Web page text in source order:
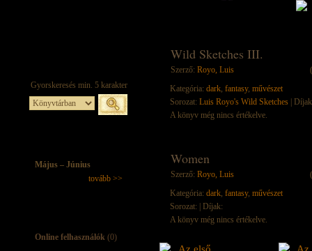
Május – Június
tovább >>
Online felhasználók (0)
Wild Sketches III.
Szerző: Royo, Luis
Kategória: dark, fantasy, művészet
Sorozat: Luis Royo's Wild Sketches |
A könyv még nincs értékelve.
Women
Szerző: Royo, Luis
Kategória: dark, fantasy, művészet
Sorozat:
| Díjak:
A könyv még nincs értékelve.